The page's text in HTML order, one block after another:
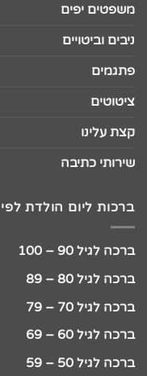
משפטים יפים
ניבים וביטויים
פתגמים
ציטוטים
קצת עלינו
שירותי כתיבה
ברכות ליום הולדת לפי
ברכה לגיל 90 – 100
ברכה לגיל 80 – 89
ברכה לגיל 70 – 79
ברכה לגיל 60 – 69
ברכה לגיל 50 – 59